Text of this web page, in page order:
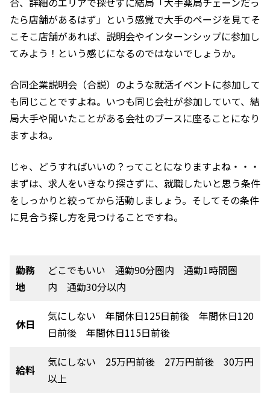
たら店舗があるはず」という感覚で大手のページを見てそ
こそこ店舗があれば、説明会やインターンシップに参加し
てみよう！という感じになるのではないでしょうか。
合同企業説明会（合説）のような就活イベントに参加して
も同じことですよね。いつも同じ会社が参加していて、結
局大手や聞いたことがある会社のブースに座ることになり
ますよね。
じゃ、どうすればいいの？ってことになりますよね・・・
まずは、求人をいきなり探さずに、就職したいと思う条件
をしっかりと絞ってから活動しましょう。そしてその条件
に見合う探し方を見つけることですね。
勤務
地
どこでもいい 通勤90分圏内 通勤1時間圏
内 通勤30分以内
休日
気にしない 年間休日125日前後 年間休日120
日前後 年間休日115日前後
給料
気にしない 25万円前後 27万円前後 30万円
以上